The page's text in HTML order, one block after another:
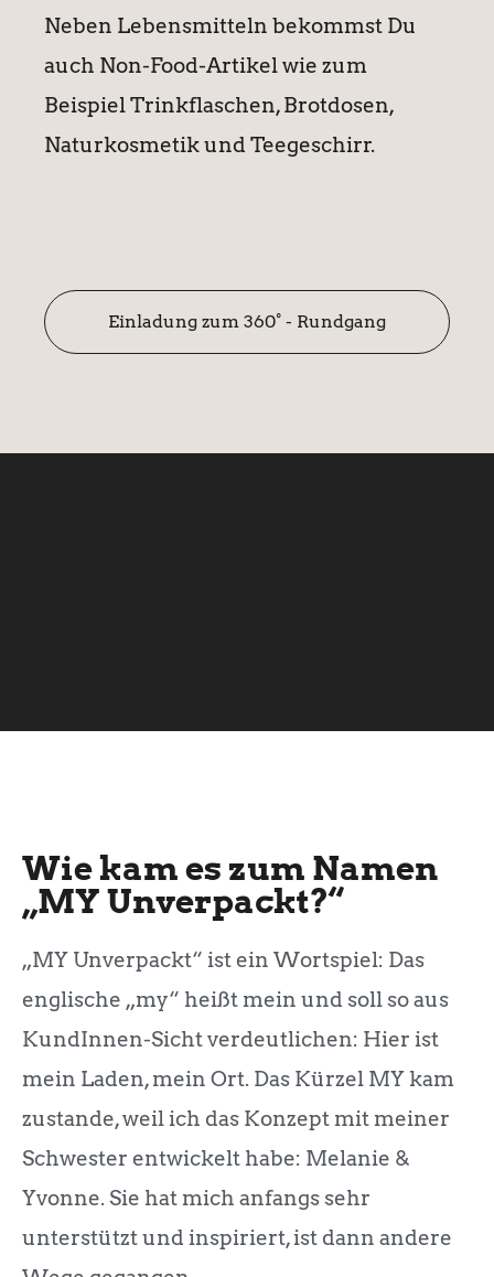
Neben Lebensmitteln bekommst Du
auch Non-Food-Artikel wie zum
Beispiel Trinkflaschen, Brotdosen,
Naturkosmetik und Teegeschirr.
Einladung zum 360° - Rundgang
Wie kam es zum Namen
„MY Unverpackt?“
„MY Unverpackt“ ist ein Wortspiel: Das
englische „my“ heißt mein und soll so aus
KundInnen-Sicht verdeutlichen: Hier ist
mein Laden, mein Ort. Das Kürzel MY kam
zustande, weil ich das Konzept mit meiner
Schwester entwickelt habe: Melanie &
Yvonne. Sie hat mich anfangs sehr
unterstützt und inspiriert, ist dann andere